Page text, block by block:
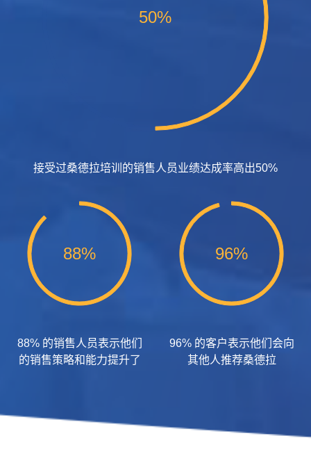
50%
接受过桑德拉培训的销售人员业绩达成率高出50%
88%
88% 的销售人员表示他们
的销售策略和能力提升了
96%
96% 的客户表示他们会向
其他人推荐桑德拉